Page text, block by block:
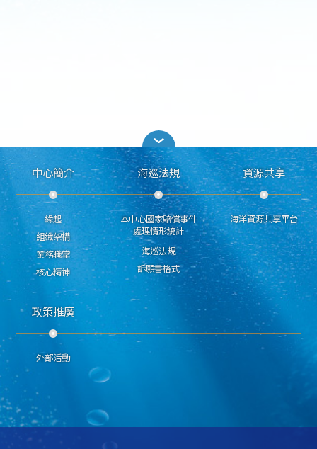
中心簡介
緣起
組織架構
業務職掌
核心精神
海巡法規
本中心國家賠償事件
處理情形統計
海巡法規
訴願書格式
資源共享
海洋資源共享平台
政策推廣
外部活動